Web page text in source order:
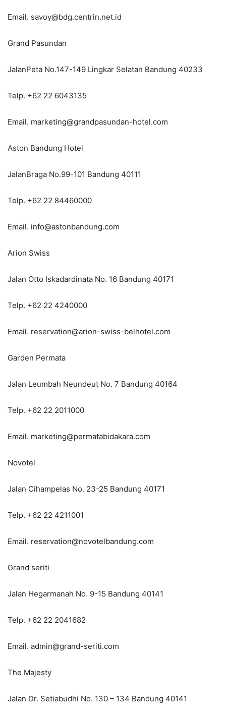
Email. savoy@bdg.centrin.net.id
Grand Pasundan
JalanPeta No.147-149 Lingkar Selatan Bandung 40233
Telp. +62 22 6043135
Email. marketing@grandpasundan-hotel.com
Aston Bandung Hotel
JalanBraga No.99-101 Bandung 40111
Telp. +62 22 84460000
Email. info@astonbandung.com
Arion Swiss
Jalan Otto Iskadardinata No. 16 Bandung 40171
Telp. +62 22 4240000
Email. reservation@arion-swiss-belhotel.com
Garden Permata
Jalan Leumbah Neundeut No. 7 Bandung 40164
Telp. +62 22 2011000
Email. marketing@permatabidakara.com
Novotel
Jalan Cihampelas No. 23-25 Bandung 40171
Telp. +62 22 4211001
Email. reservation@novotelbandung.com
Grand seriti
Jalan Hegarmanah No. 9-15 Bandung 40141
Telp. +62 22 2041682
Email. admin@grand-seriti.com
The Majesty
Jalan Dr. Setiabudhi No. 130 – 134 Bandung 40141